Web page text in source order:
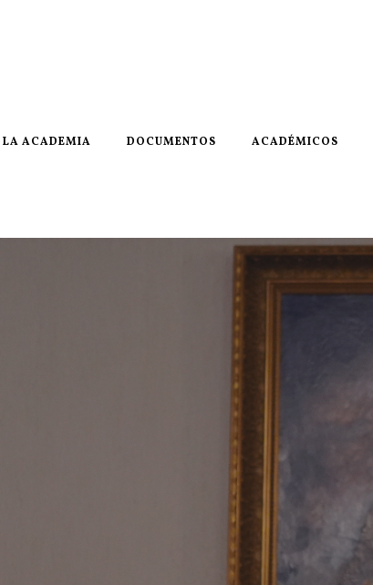
LA ACADEMIA DOCUMENTOS ACADÉMICOS